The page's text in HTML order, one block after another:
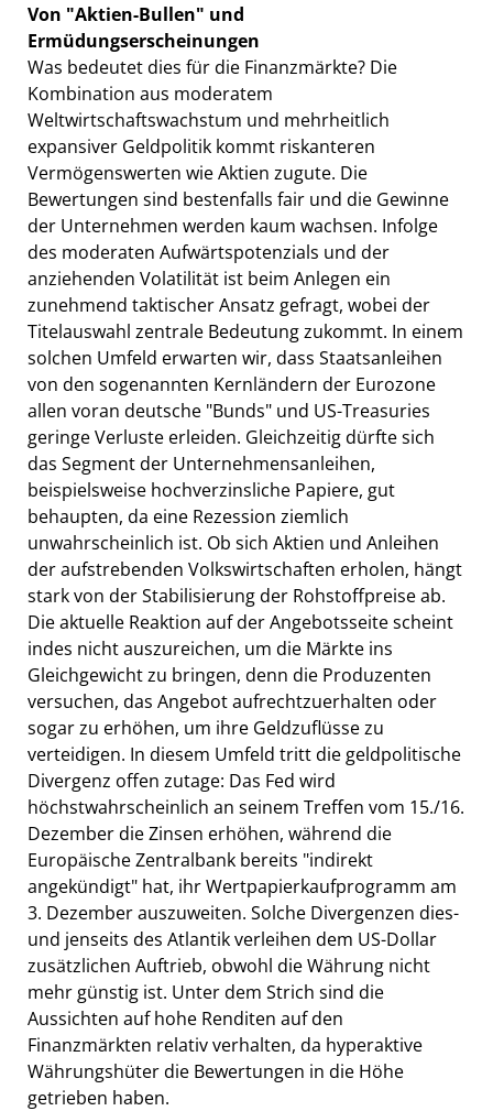
Von "Aktien-Bullen" und
Ermüdungserscheinungen
Was bedeutet dies für die Finanzmärkte? Die
Kombination aus moderatem
Weltwirtschaftswachstum und mehrheitlich
expansiver Geldpolitik kommt riskanteren
Vermögenswerten wie Aktien zugute. Die
Bewertungen sind bestenfalls fair und die Gewinne
der Unternehmen werden kaum wachsen. Infolge
des moderaten Aufwärtspotenzials und der
anziehenden Volatilität ist beim Anlegen ein
zunehmend taktischer Ansatz gefragt, wobei der
Titelauswahl zentrale Bedeutung zukommt. In einem
solchen Umfeld erwarten wir, dass Staatsanleihen
von den sogenannten Kernländern der Eurozone
allen voran deutsche "Bunds" und US-Treasuries
geringe Verluste erleiden. Gleichzeitig dürfte sich
das Segment der Unternehmensanleihen,
beispielsweise hochverzinsliche Papiere, gut
behaupten, da eine Rezession ziemlich
unwahrscheinlich ist. Ob sich Aktien und Anleihen
der aufstrebenden Volkswirtschaften erholen, hängt
stark von der Stabilisierung der Rohstoffpreise ab.
Die aktuelle Reaktion auf der Angebotsseite scheint
indes nicht auszureichen, um die Märkte ins
Gleichgewicht zu bringen, denn die Produzenten
versuchen, das Angebot aufrechtzuerhalten oder
sogar zu erhöhen, um ihre Geldzuflüsse zu
verteidigen. In diesem Umfeld tritt die geldpolitische
Divergenz offen zutage: Das Fed wird
höchstwahrscheinlich an seinem Treffen vom 15./16.
Dezember die Zinsen erhöhen, während die
Europäische Zentralbank bereits "indirekt
angekündigt" hat, ihr Wertpapierkaufprogramm am
3. Dezember auszuweiten. Solche Divergenzen dies-
und jenseits des Atlantik verleihen dem US-Dollar
zusätzlichen Auftrieb, obwohl die Währung nicht
mehr günstig ist. Unter dem Strich sind die
Aussichten auf hohe Renditen auf den
Finanzmärkten relativ verhalten, da hyperaktive
Währungshüter die Bewertungen in die Höhe
getrieben haben.